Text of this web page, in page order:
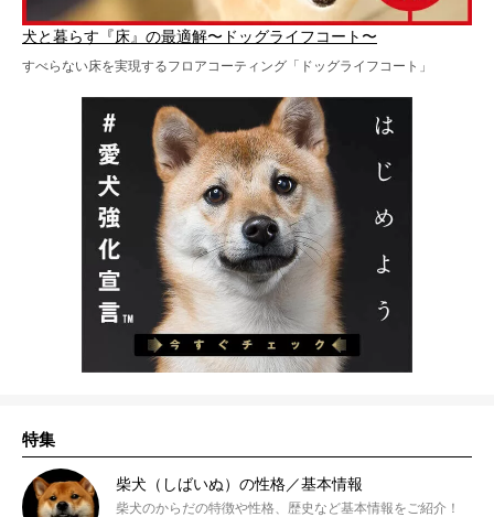
犬と暮らす『床』の最適解〜ドッグライフコート〜
すべらない床を実現するフロアコーティング「ドッグライフコート」
特集
柴犬（しばいぬ）の性格／基本情報
柴犬のからだの特徴や性格、歴史など基本情報をご紹介！